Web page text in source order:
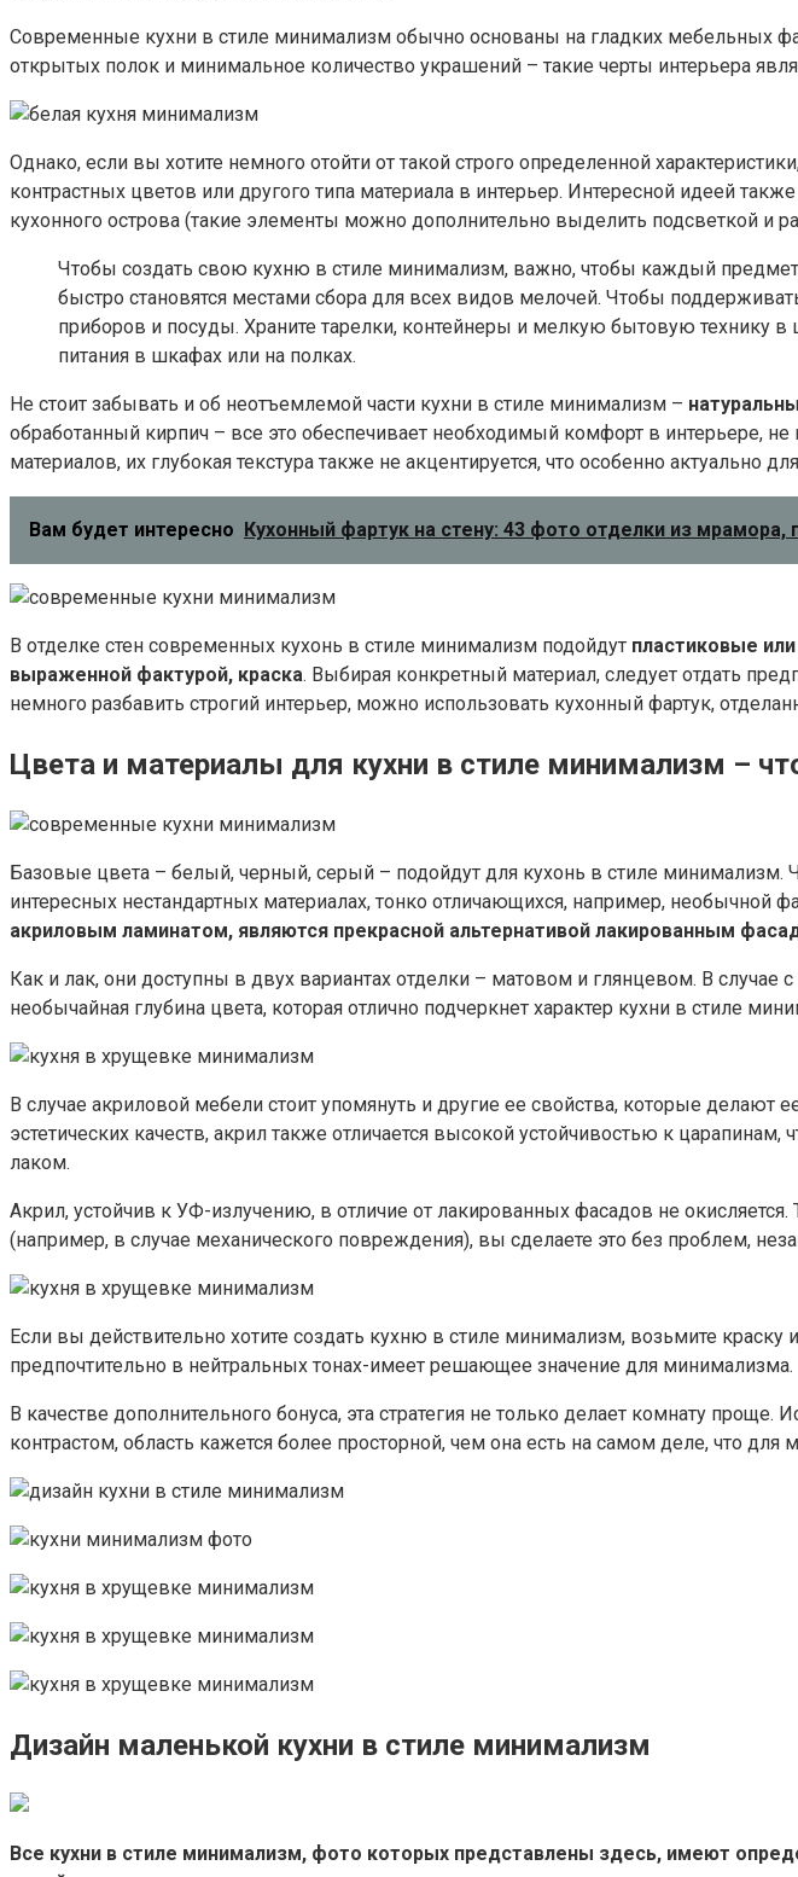
Современные кухни в стиле минимализм обычно основаны на гладких мебельных
открытых полок и минимальное количество украшений – такие черты интерьера
Однако, если вы хотите немного отойти от такой строго определенной
контрастных цветов или другого типа материала в интерьер. Интересной идеей
кухонного острова (такие элементы можно дополнительно выделить подсветкой и
Чтобы создать свою кухню в стиле минимализм, важно, чтобы каждый
быстро становятся местами сбора для всех видов мелочей. Чтобы
приборов и посуды. Храните тарелки, контейнеры и мелкую бытовую
питания в шкафах или на полках.
Не стоит забывать и об неотъемлемой части кухни в стиле минимализм –
обработанный кирпич – все это обеспечивает необходимый комфорт в интерьере,
материалов, их глубокая текстура также не акцентируется, что особенно актуально
Вам будет интересно Кухонный фартук на стену: 43 фото отделки из мрамора,
В отделке стен современных кухонь в стиле минимализм подойдут пластиковые
выраженной фактурой, краска. Выбирая конкретный материал, следует отдать
немного разбавить строгий интерьер, можно использовать кухонный фартук,
Цвета и материалы для кухни в стиле минимализм –
Базовые цвета – белый, черный, серый – подойдут для кухонь в стиле минимализм.
интересных нестандартных материалах, тонко отличающихся, например, необычной
акриловым ламинатом, являются прекрасной альтернативой лакированным
Как и лак, они доступны в двух вариантах отделки – матовом и глянцевом. В
необычайная глубина цвета, которая отлично подчеркнет характер кухни в стиле
В случае акриловой мебели стоит упомянуть и другие ее свойства, которые
эстетических качеств, акрил также отличается высокой устойчивостью к
лаком.
Акрил, устойчив к УФ-излучению, в отличие от лакированных фасадов не
(например, в случае механического повреждения), вы сделаете это без проблем,
Если вы действительно хотите создать кухню в стиле минимализм, возьмите
предпочтительно в нейтральных тонах-имеет решающее значение для минимализма.
В качестве дополнительного бонуса, эта стратегия не только делает комнату
контрастом, область кажется более просторной, чем она есть на самом деле, что для
Дизайн маленькой кухни в стиле минимализм
Все кухни в стиле минимализм, фото которых представлены здесь, имеют